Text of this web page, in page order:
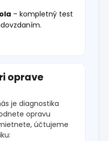
– kompletný test
oprave
je diagnostika
opravu
účtujeme